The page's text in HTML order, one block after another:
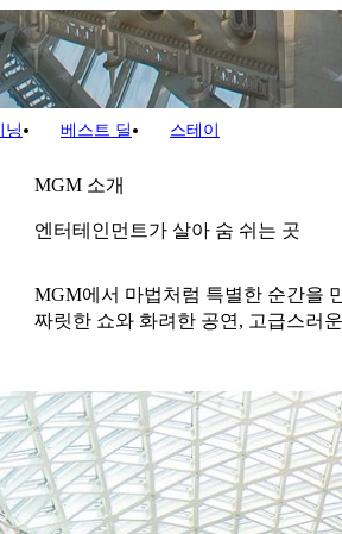
닝 베스트 딜 스테이
MGM 소개
엔터테인먼트가 살아 숨 쉬는 곳
MGM에서 마법처럼 특별한 순간을
짜릿한 쇼와 화려한 공연, 고급스러